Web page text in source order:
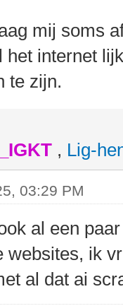
mij soms
het internet
te zijn.
, Lig-
03:29 PM
al een
websites, ik
al dat ai